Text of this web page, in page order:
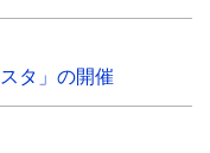
タ」の開催